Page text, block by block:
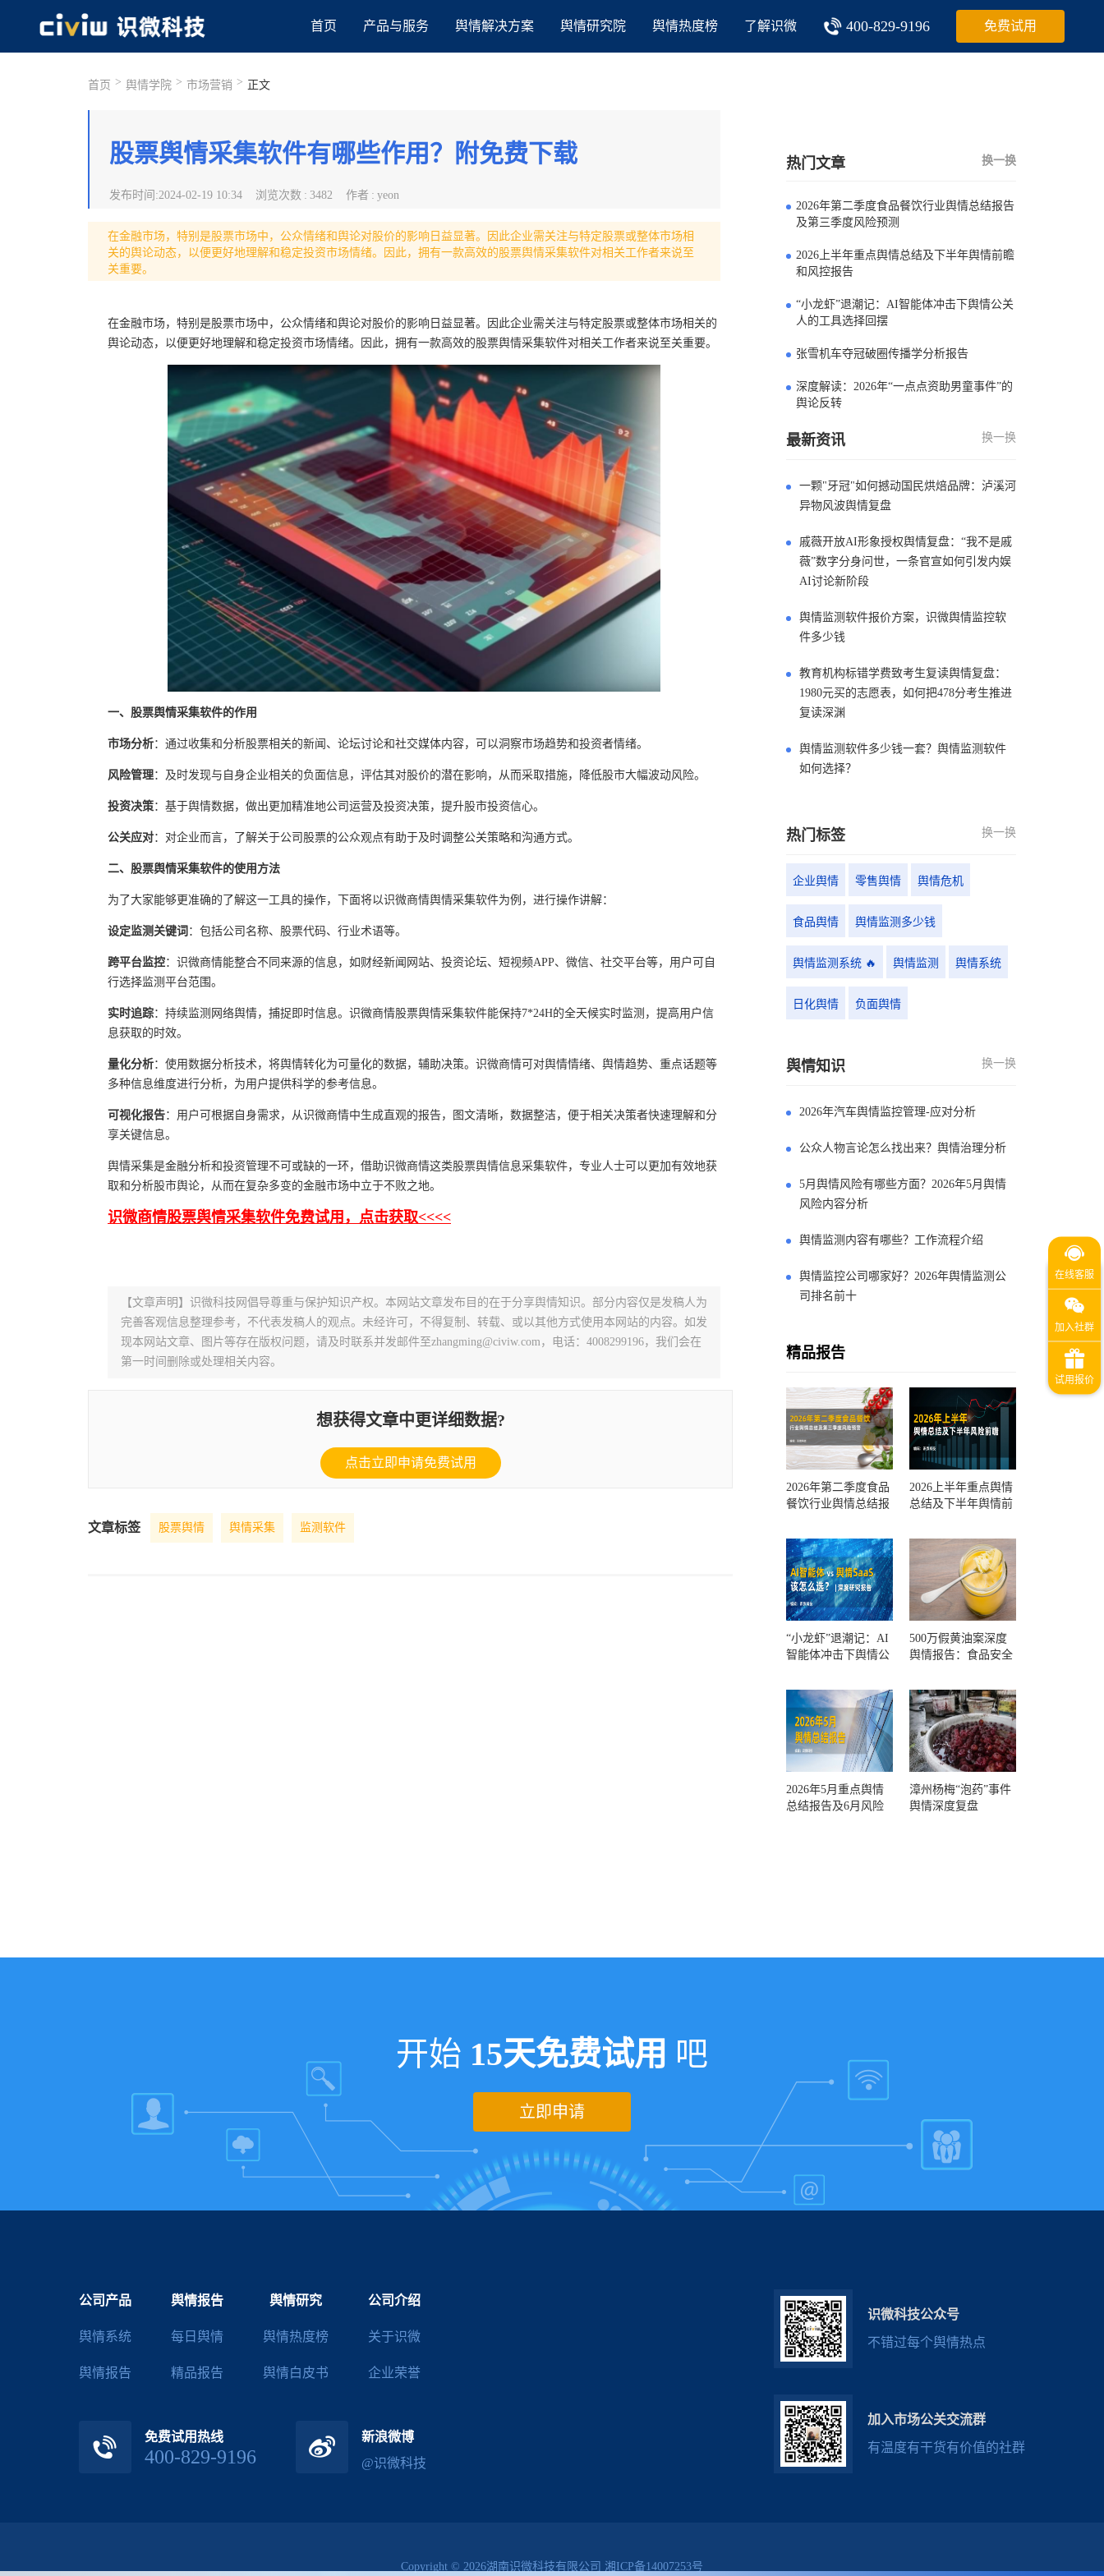
首页 产品与服务 舆情解决方案 舆情研究院 舆情热度榜 了解识微 400-829-9196 免费试用
首页 > 舆情学院 > 市场营销 > 正文
股票舆情采集软件有哪些作用？附免费下载
发布时间 :2024-02-19 10:34 浏览次数 : 3482 作者 : yeon
在金融市场，特别是股票市场中，公众情绪和舆论对股价的影响日益显著。因此企业需关注与特定股票或整体市场相
关的舆论动态，以便更好地理解和稳定投资市场情绪。因此，拥有一款高效的股票舆情采集软件对相关工作者来说至
关重要。
在金融市场，特别是股票市场中，公众情绪和舆论对股价的影响日益显著。因此企业需关注与特定股票或整体市场相关的
舆论动态，以便更好地理解和稳定投资市场情绪。因此，拥有一款高效的股票舆情采集软件对相关工作者来说至关重要。
一、股票舆情采集软件的作用
市场分析：通过收集和分析股票相关的新闻、论坛讨论和社交媒体内容，可以洞察市场趋势和投资者情绪。
风险管理：及时发现与自身企业相关的负面信息，评估其对股价的潜在影响，从而采取措施，降低股市大幅波动风险。
投资决策：基于舆情数据，做出更加精准地公司运营及投资决策，提升股市投资信心。
公关应对：对企业而言，了解关于公司股票的公众观点有助于及时调整公关策略和沟通方式。
二、股票舆情采集软件的使用方法
为了大家能够更准确的了解这一工具的操作，下面将以识微商情舆情采集软件为例，进行操作讲解：
设定监测关键词 ：包括公司名称、股票代码、行业术语等。
跨平台监控：识微商情能整合不同来源的信息，如财经新闻网站、投资论坛、短视频APP、微信、社交平台等，用户可自
行选择监测平台范围。
实时追踪：持续监测网络舆情，捕捉即时信息。识微商情股票舆情采集软件能保持7*24H的全天候实时监测，提高用户信
息获取的时效。
量化分析：使用数据分析技术，将舆情转化为可量化的数据，辅助决策。识微商情可对舆情情绪、舆情趋势、重点话题等
多种信息维度进行分析，为用户提供科学的参考信息。
可视化报告：用户可根据自身需求，从识微商情中生成直观的报告，图文清晰，数据整洁，便于相关决策者快速理解和分
享关键信息。
舆情采集是金融分析和投资管理不可或缺的一环，借助识微商情这类股票舆情信息采集软件，专业人士可以更加有效地获
取和分析股市舆论，从而在复杂多变的金融市场中立于不败之地。
识微商情股票舆情采集软件免费试用，点击获取<<<<
【文章声明】识微科技网倡导尊重与保护知识产权。本网站文章发布目的在于分享舆情知识。部分内容仅是发稿人为
完善客观信息整理参考，不代表发稿人的观点。未经许可，不得复制、转载、或以其他方式使用本网站的内容。如发
现本网站文章、图片等存在版权问题，请及时联系并发邮件至zhangming@civiw.com，电话：4008299196，我们会在
第一时间删除或处理相关内容。
想获得文章中更详细数据?
点击立即申请免费试用
文章标签 股票舆情 舆情采集 监测软件
热门文章 换一换
2026年第二季度食品餐饮行业舆情总结报告
及第三季度风险预测
2026上半年重点舆情总结及下半年舆情前瞻
和风控报告
“小龙虾”退潮记：AI智能体冲击下舆情公关
人的工具选择回摆
张雪机车夺冠破圈传播学分析报告
深度解读：2026年“一点点资助男童事件”的
舆论反转
最新资讯 换一换
一颗"牙冠"如何撼动国民烘焙品牌：泸溪河
异物风波舆情复盘
戚薇开放AI形象授权舆情复盘：“我不是戚
薇”数字分身问世，一条官宣如何引发内娱
AI讨论新阶段
舆情监测软件报价方案，识微舆情监控软
件多少钱
教育机构标错学费致考生复读舆情复盘：
1980元买的志愿表，如何把478分考生推进
复读深渊
舆情监测软件多少钱一套？舆情监测软件
如何选择？
热门标签 换一换
企业舆情 零售舆情 舆情危机
食品舆情 舆情监测多少钱
舆情监测系统 🔥 舆情监测 舆情系统
日化舆情 负面舆情
舆情知识 换一换
2026年汽车舆情监控管理-应对分析
公众人物言论怎么找出来？舆情治理分析
5月舆情风险有哪些方面？2026年5月舆情
风险内容分析
舆情监测内容有哪些？工作流程介绍
舆情监控公司哪家好？2026年舆情监测公
司排名前十
精品报告
2026年第二季度食品
餐饮行业舆情总结报
测
2026上半年重点舆情
总结及下半年舆情前
“小龙虾”退潮记：AI
智能体冲击下舆情公
500万假黄油案深度
舆情报告：食品安全
一环？
2026年5月重点舆情
总结报告及6月风险
漳州杨梅“泡药”事件
舆情深度复盘
开始 15天免费试用 吧
立即申请
公司产品
舆情系统
舆情报告
舆情报告
每日舆情
精品报告
舆情研究
舆情热度榜
舆情白皮书
公司介绍
关于识微
企业荣誉
免费试用热线
400-829-9196
新浪微博
@识微科技
识微科技公众号
不错过每个舆情热点
加入市场公关交流群
有温度有干货有价值的社群
Copyright © 2026湖南识微科技有限公司 湘ICP备14007253号